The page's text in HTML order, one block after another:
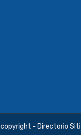
copyright - Directorio